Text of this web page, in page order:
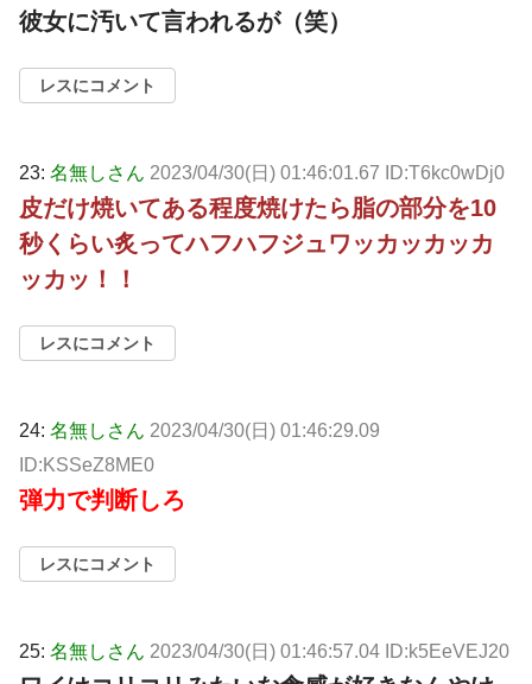
彼女に汚いて言われるが（笑）
レスにコメント
23: 名無しさん 2023/04/30(日) 01:46:01.67 ID:T6kc0wDj0
皮だけ焼いてある程度焼けたら脂の部分を10
秒くらい炙ってハフハフジュワッカッカッカ
ッカッ！！
レスにコメント
24: 名無しさん 2023/04/30(日) 01:46:29.09
ID:KSSeZ8ME0
弾力で判断しろ
レスにコメント
25: 名無しさん 2023/04/30(日) 01:46:57.04 ID:k5EeVEJ20